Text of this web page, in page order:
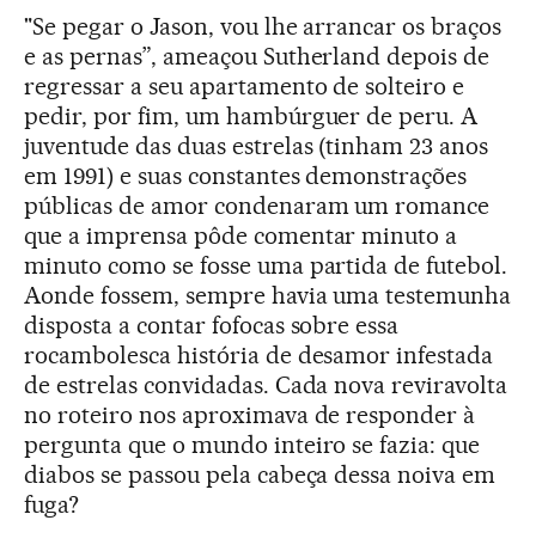
"Se pegar o Jason, vou lhe arrancar os braços
e as pernas”, ameaçou Sutherland depois de
regressar a seu apartamento de solteiro e
pedir, por fim, um hambúrguer de peru. A
juventude das duas estrelas (tinham 23 anos
em 1991) e suas constantes demonstrações
públicas de amor condenaram um romance
que a imprensa pôde comentar minuto a
minuto como se fosse uma partida de futebol.
Aonde fossem, sempre havia uma testemunha
disposta a contar fofocas sobre essa
rocambolesca história de desamor infestada
de estrelas convidadas. Cada nova reviravolta
no roteiro nos aproximava de responder à
pergunta que o mundo inteiro se fazia: que
diabos se passou pela cabeça dessa noiva em
fuga?